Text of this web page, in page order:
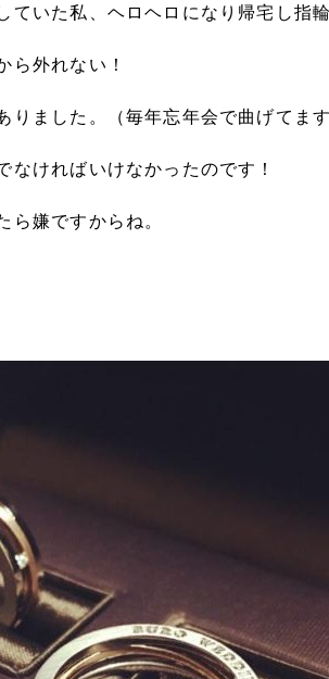
ていた私、ヘロヘロになり帰宅し指
ら外れない！
りました。（毎年忘年会で曲げてま
なければいけなかったのです！
ら嫌ですからね。